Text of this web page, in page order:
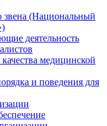
звена (Национальный
деятельность
медицинской
и поведения для